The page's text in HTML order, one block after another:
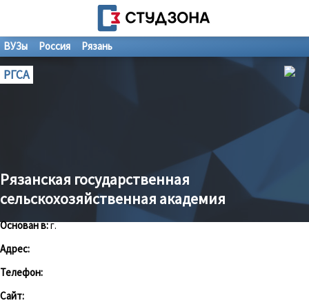
ВУЗы Россия Рязань
РГСА
Рязанская государственная
сельскохозяйственная академия
Основан в:г.
Адрес:
Телефон:
Сайт: